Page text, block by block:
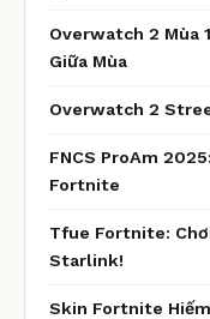
Overwatch 2 Mùa
Giữa Mùa
Overwatch 2
FNCS ProAm
Fortnite
Tfue Fortnite:
Starlink!
Skin Fortnite